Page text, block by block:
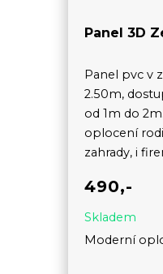
Panel 3D
Panel pvc v
2.50m,
od 1m do
oplocení
zahrady, i
490,-
Skladem
Moderní